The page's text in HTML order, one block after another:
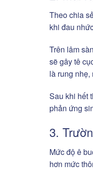
Theo chia
khi đau
Trên lâm
sẽ gây tê
là rung nhẹ,
Sau khi hết
phản ứng
3.
Mức độ ê
hơn mức